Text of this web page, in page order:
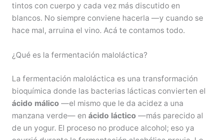
tintos con cuerpo y cada vez más discutido en
blancos. No siempre conviene hacerla —y cuando se
hace mal, arruina el vino. Acá te contamos todo.
¿Qué es la fermentación maloláctica?
La fermentación maloláctica es una transformación
bioquímica donde las bacterias lácticas convierten el
ácido málico —el mismo que le da acidez a una
manzana verde— en ácido láctico —más parecido al
de un yogur. El proceso no produce alcohol; eso ya